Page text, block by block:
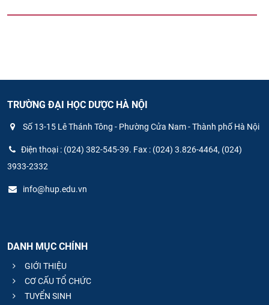
TRƯỜNG ĐẠI HỌC DƯỢC HÀ NỘI
Số 13-15 Lê Thánh Tông - Phường Cửa Nam - Thành phố Hà Nội
Điện thoại : (024) 382-545-39. Fax : (024) 3.826-4464, (024)
3933-2332
info@hup.edu.vn
DANH MỤC CHÍNH
GIỚI THIỆU
CƠ CẤU TỔ CHỨC
TUYỂN SINH